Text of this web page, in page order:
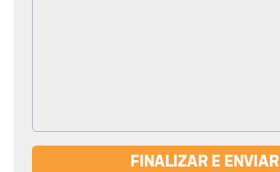
FINALIZAR E ENVIAR